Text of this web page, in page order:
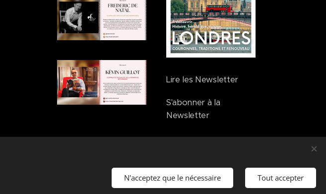
Lire les Newsletter
S'abonner à la
Newsletter
N'acceptez que le nécessaire Tout accepter